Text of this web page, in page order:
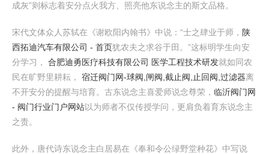
成灰”则标志着安分点火我方、照亮他东说念主的斯文品格。
宋代文体众人苏轼在《谢欧阳内翰书》中说：“士之肆业于师， 陕
西拓迪汽车有限公司 - 首页犹农夫之求谷于田。”这标明学生向安
分学习， 合肥迪勇医疗科技有限公司 医学工程技术研发就如同农
民在旷野里耕耘， 宿迁阀门网-球阀,闸阀,截止阀,止回阀,过滤器离
不开安分的提醒与培育。古东说念主喜爱师说念尊荣， 临沂阀门网
- 阀门行业门户网站以为师者不仅传授学问，更肩负着育东说念主
之责。
此外，唐代诗东说念主白居易在《奉和令公绿野堂种花》中写说